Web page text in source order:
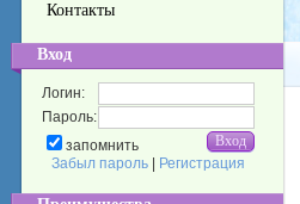
Контакты
Вход
Логин:
Пароль:
запомнить
Забыл пароль
Регистрация